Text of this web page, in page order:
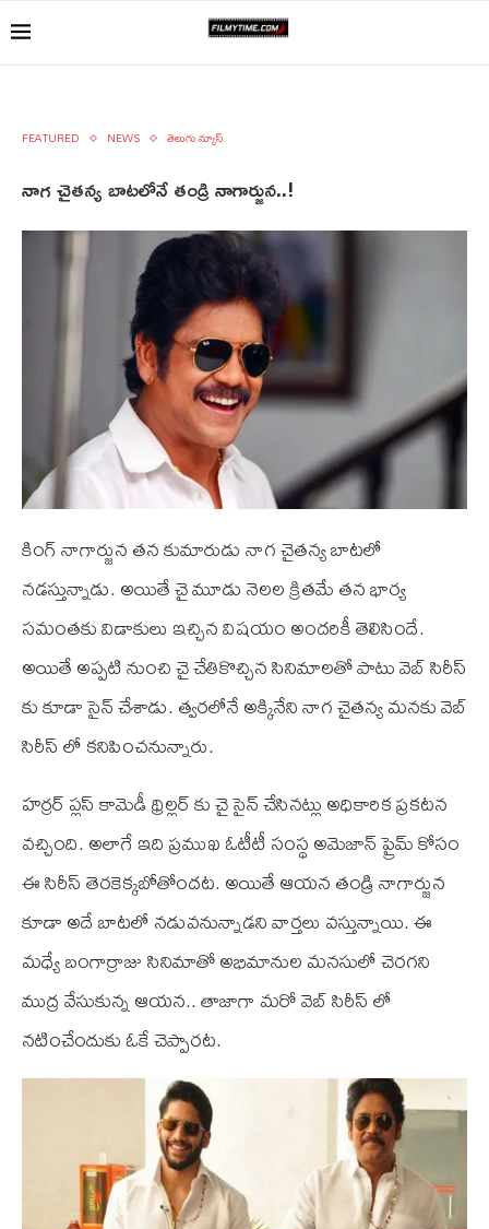
FEATURED NEWS తెలుగు న్యూస్
నాగ చైతన్య బాటలోనే తండ్రి నాగార్జున..!
కింగ్ నాగార్జున తన కుమారుడు నాగ చైతన్య బాటలో
నడస్తున్నాడు. అయితే చై మూడు నెలల క్రితమే తన భార్య
సమంతకు విడాకులు ఇచ్చిన విషయం అందరికీ తెలిసిందే.
అయితే అప్పటి నుంచి చై చేతికొచ్చిన సినిమాలతో పాటు వెబ్ సిరీస్
కు కూడా సైన్ చేశాడు. త్వరలోనే అక్కినేని నాగ చైతన్య మనకు వెబ్
సిరీస్ లో కనిపించనున్నారు.
హర్రర్ ప్లస్ కామెడీ థ్రిల్లర్ కు చై సైన్ చేసినట్లు అధికారిక ప్రకటన
వచ్చింది. అలాగే ఇది ప్రముఖ ఓటీటీ సంస్థ అమెజాన్ ప్రైమ్ కోసం
ఈ సిరీస్ తెరకెక్కబోతోందట. అయితే ఆయన తండ్రి నాగార్జున
కూడా అదే బాటలో నడువనున్నాడని వార్తలు వస్తున్నాయి. ఈ
మధ్యే బంగార్రాజు సినిమాతో అభిమానుల మనసులో చెరగని
ముద్ర వేసుకున్న ఆయన.. తాజాగా మరో వెబ్ సిరీస్ లో
నటించేందుకు ఓకే చెప్పారట.